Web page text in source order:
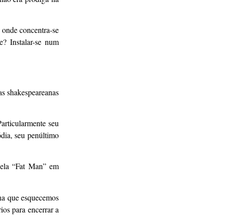
concentra-se
Instalar-se num
shakespeareanas
seu
seu penúltimo
“Fat Man” em
que esquecemos
para encerrar a